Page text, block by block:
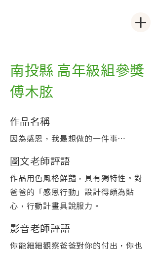
南投縣 高年級組參獎
傅木胘
作品名稱
因為感恩，我最想做的一件事…
圖文老師評語
作品用色風格鮮豔，具有獨特性。對
爸爸的「感恩行動」設計得頗為貼
心，行動計畫具說服力。
影音老師評語
你能細細觀察爸爸對你的付出，你也